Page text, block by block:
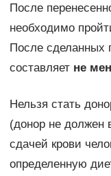
После
необходимо
После сделанных
составляет не
Нельзя стать
(донор не должен
сдачей крови
определенную